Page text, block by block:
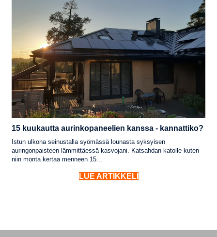
15 kuukautta aurinkopaneelien kanssa - kannattiko?
Istun ulkona seinustalla syömässä lounasta syksyisen
auringonpaisteen lämmittäessä kasvojani. Katsahdan katolle kuten
niin monta kertaa menneen 15...
LUE ARTIKKELI